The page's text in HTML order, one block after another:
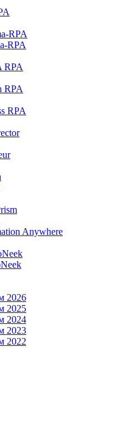
RPA
RPA
RPA
RPA
RPA
Anywhere
2026
2025
2024
2023
2022